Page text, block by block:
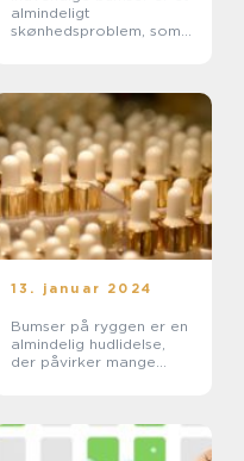
almindeligt
skønhedsproblem, som
13. januar 2024
Bumser på ryggen er en
almindelig hudlidelse,
der påvirker mange